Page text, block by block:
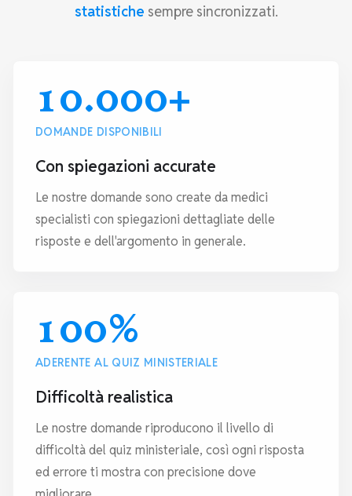
statistiche sempre sincronizzati.
10.000+
DOMANDE DISPONIBILI
Con spiegazioni accurate
Le nostre domande sono create da medici
specialisti con spiegazioni dettagliate delle
risposte e dell'argomento in generale.
100%
ADERENTE AL QUIZ MINISTERIALE
Difficoltà realistica
Le nostre domande riproducono il livello di
difficoltà del quiz ministeriale, così ogni risposta
ed errore ti mostra con precisione dove